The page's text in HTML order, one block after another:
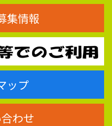
集情報
ップ
わせ